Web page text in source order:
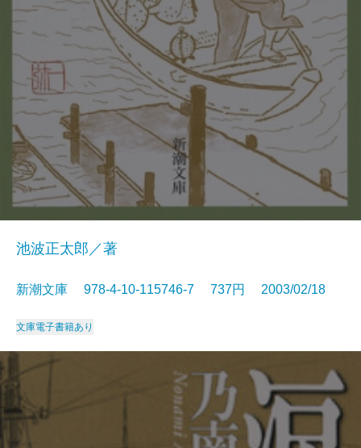
池波正太郎／著
新潮文庫 978-4-10-115746-7 737円 2003/02/18
文庫電子書籍あり